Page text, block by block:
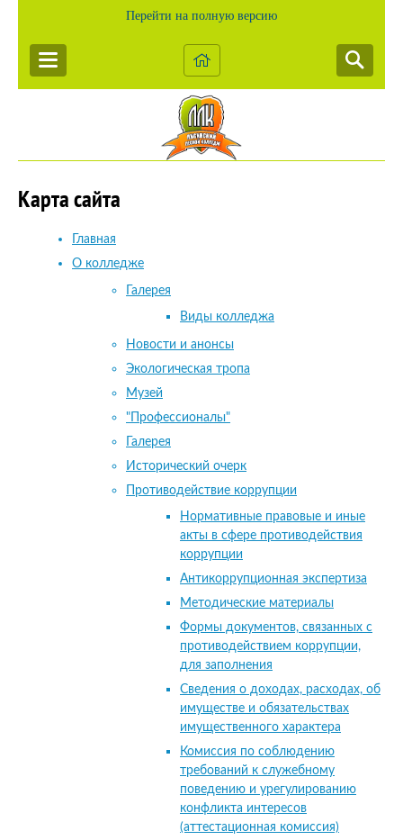
Перейти на полную версию
Карта сайта
Главная
О колледже
Галерея
Виды колледжа
Новости и анонсы
Экологическая тропа
Музей
"Профессионалы"
Галерея
Исторический очерк
Противодействие коррупции
Нормативные правовые и иные
акты в сфере противодействия
коррупции
Антикоррупционная экспертиза
Методические материалы
Формы документов, связанных с
противодействием коррупции,
для заполнения
Сведения о доходах, расходах, об
имуществе и обязательствах
имущественного характера
Комиссия по соблюдению
требований к служебному
поведению и урегулированию
конфликта интересов
(аттестационная комиссия)